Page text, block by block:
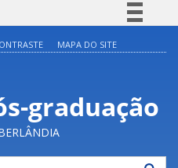
Acesso à informação
Legislação
Canais
MAPA DO SITE
graduação